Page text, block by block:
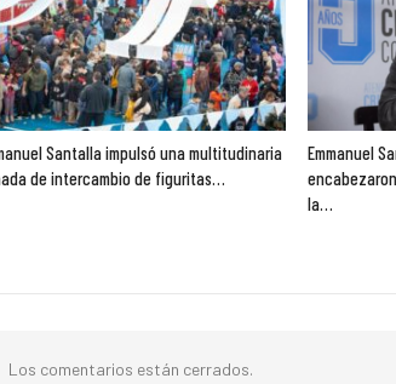
Santalla impulsó una multitudinaria
de intercambio de figuritas…
Emmanuel
la…
Los comentarios están cerrados.